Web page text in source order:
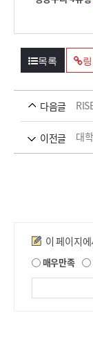
목록
다음글
이전글 대학
만족도조사
이 페이지
매우만족